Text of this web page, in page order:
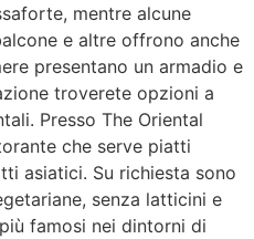
mentre alcune
e altre offrono anche
presentano un armadio e
troverete opzioni a
Presso The Oriental
che serve piatti
asiatici. Su richiesta sono
senza latticini e
famosi nei dintorni di